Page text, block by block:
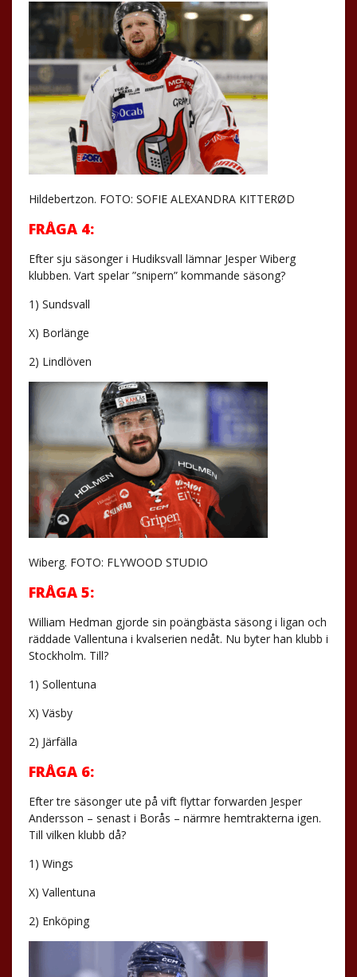
Hildebertzon. FOTO: SOFIE ALEXANDRA KITTERØD
FRÅGA 4:
Efter sju säsonger i Hudiksvall lämnar Jesper Wiberg
klubben. Vart spelar ”snipern” kommande säsong?
1) Sundsvall
X) Borlänge
2) Lindlöven
Wiberg. FOTO: FLYWOOD STUDIO
FRÅGA 5:
William Hedman gjorde sin poängbästa säsong i ligan och
räddade Vallentuna i kvalserien nedåt. Nu byter han klubb i
Stockholm. Till?
1) Sollentuna
X) Väsby
2) Järfälla
FRÅGA 6:
Efter tre säsonger ute på vift flyttar forwarden Jesper
Andersson – senast i Borås – närmre hemtrakterna igen.
Till vilken klubb då?
1) Wings
X) Vallentuna
2) Enköping